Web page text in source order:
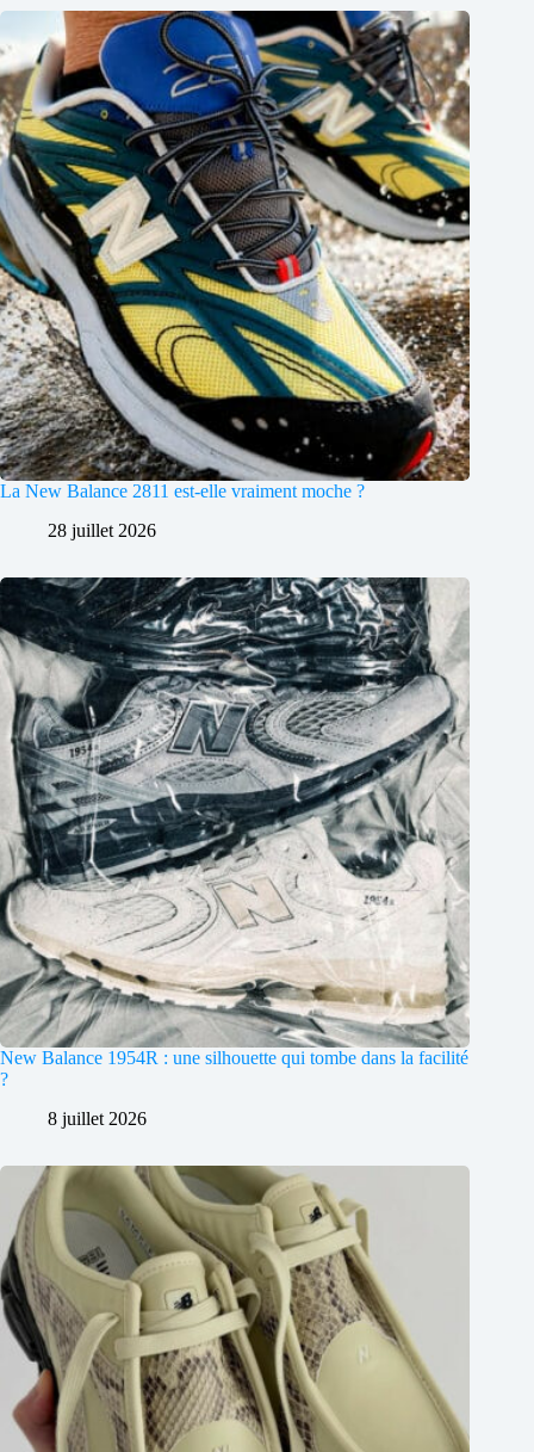
La New Balance 2811 est-elle vraiment moche ?
28 juillet 2026
New Balance 1954R : une silhouette qui tombe dans la facilité
?
8 juillet 2026